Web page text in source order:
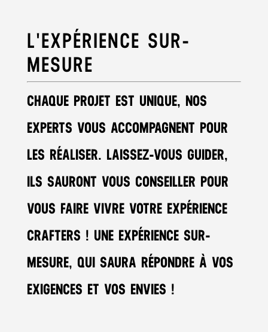
L'EXPÉRIENCE SUR-
MESURE
CHAQUE PROJET EST UNIQUE, NOS
EXPERTS VOUS ACCOMPAGNENT POUR
LES RÉALISER. LAISSEZ-VOUS GUIDER,
ILS SAURONT VOUS CONSEILLER POUR
VOUS FAIRE VIVRE VOTRE EXPÉRIENCE
CRAFTERS ! UNE EXPÉRIENCE SUR-
MESURE, QUI SAURA RÉPONDRE À VOS
EXIGENCES ET VOS ENVIES !